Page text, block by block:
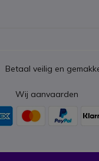
Icon
Betaal veilig en
Wij aanvaarden